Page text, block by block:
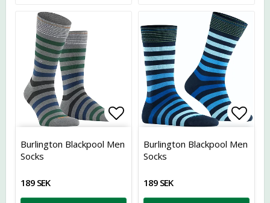
Lägg till i favoritlistan
Burlington Blackpool Men
Socks
189 SEK
Burlington Blackpool Men
Socks
189 SEK